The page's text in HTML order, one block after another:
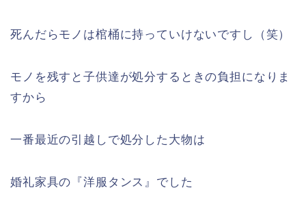
死んだらモノは棺桶に持っていけないですし（笑）
モノを残すと子供達が処分するときの負担になりま
すから
一番最近の引越しで処分した大物は
婚礼家具の『洋服タンス』でした